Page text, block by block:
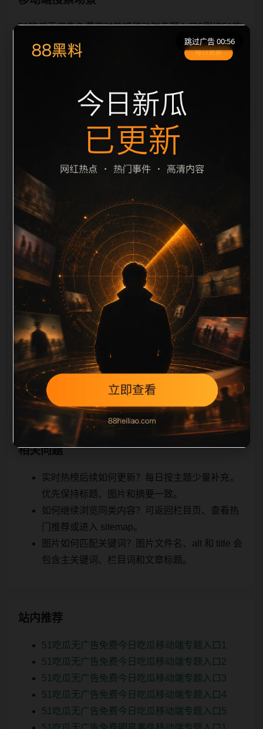
51吃瓜无广告免费实时热榜移动端专题入口2围绕51吃
瓜无广告免费和实时热榜展开，适合移动端用户在短时
间内理解页面主题、入口路径和延伸阅读方向。本站在
致，减少无关词堆砌，避免同一批页面出现高度重复。
从搜索体验看，用户通常先看标题是否明确，再看摘要
是否说明更新范围，随后通过栏目入口继续浏览同类内
容。因此本页保留面包屑、同类推荐、热门推荐、上一
篇下一篇和 sitemap 入口，让重要页面点击深度控制在
三次以内。后续更新会围绕实时热榜持续补充新内容，
每次新增保持少量、稳定、相关
栏目内容归集
，图片文件名和 alt/title 也跟随主关键词、栏目词和文
章标题生成。如果采集内容缺少图片，将使用同主题默
认图兜底；如果标题过短、描述为空、正文摘要不足或
关键词连续重复，则不进入发布队列。本页还加入常见
问题和站内推荐，帮助用户从一个入口跳转到同类页
面、专题合集和热榜内容，提升停留时间和页面可抓取
性。第2条内容作为初始建设页，重点承担栏目深度补
齐、内链结构完善和后续采集归类的承接作用。
相关问题
实时热榜后续如何更新？每日按主题少量补充，
优先保持标题、图片和摘要一致。
如何继续浏览同类内容？可返回栏目页、查看热
门推荐或进入 sitemap。
图片如何匹配关键词？图片文件名、alt 和 title 会
包含主关键词、栏目词和文章标题。
站内推荐
51吃瓜无广告免费今日吃瓜移动端专题入口1
51吃瓜无广告免费今日吃瓜移动端专题入口2
51吃瓜无广告免费今日吃瓜移动端专题入口3
51吃瓜无广告免费今日吃瓜移动端专题入口4
51吃瓜无广告免费今日吃瓜移动端专题入口5
跳过广告 00:56